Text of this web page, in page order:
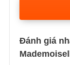
Đánh giá